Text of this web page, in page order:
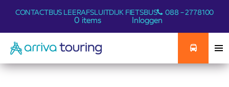
CONTACTBUS LEERAFSLUITDIJK FIETSBUS 088 – 2778100
0 items Inloggen